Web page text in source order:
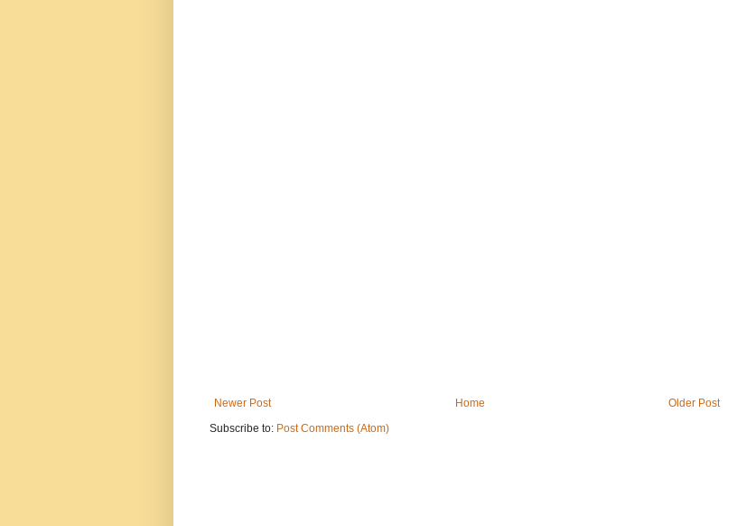
Newer Post Older Post
Home
Subscribe to: Post Comments (Atom)